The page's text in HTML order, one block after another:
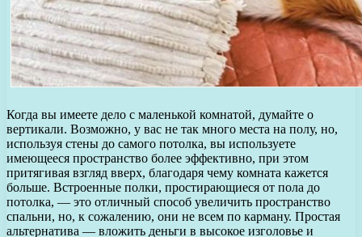
Когда вы имеете дело с маленькой комнатой, думайте о
вертикали. Возможно, у вас не так много места на полу, но,
используя стены до самого потолка, вы используете
имеющееся пространство более эффективно, при этом
притягивая взгляд вверх, благодаря чему комната кажется
больше. Встроенные полки, простирающиеся от пола до
потолка, — это отличный способ увеличить пространство
спальни, но, к сожалению, они не всем по карману. Простая
альтернатива — вложить деньги в высокое изголовье и